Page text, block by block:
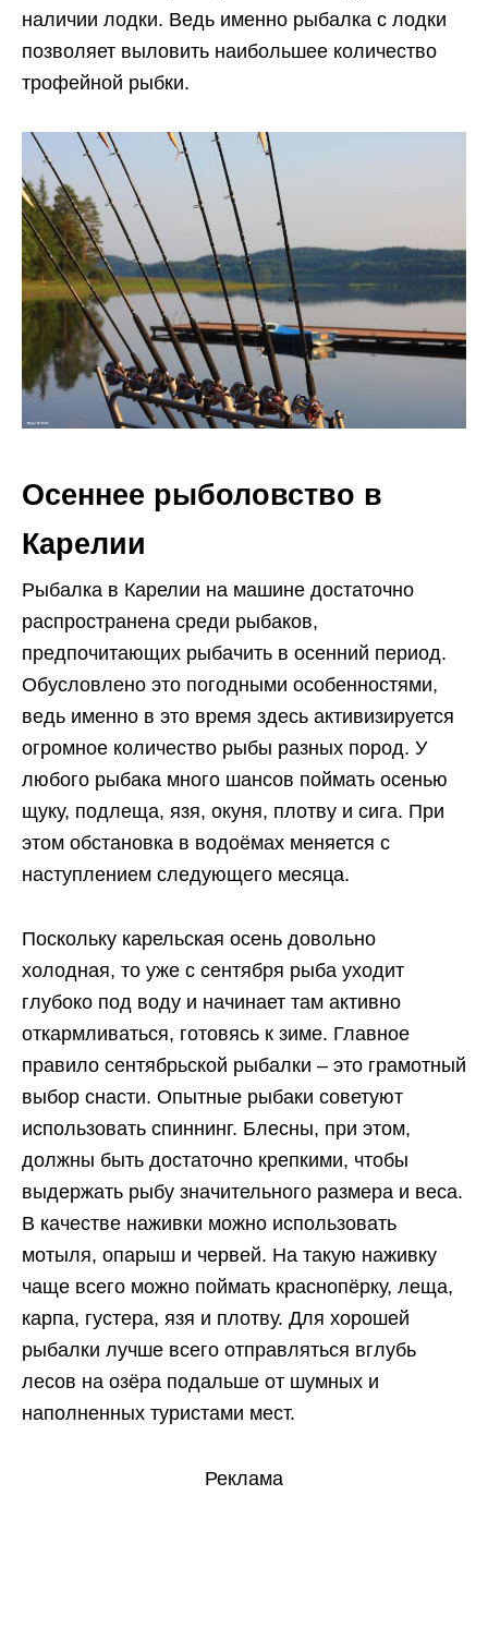
наличии лодки. Ведь именно рыбалка с лодки
позволяет выловить наибольшее количество
трофейной рыбки.
Осеннее рыболовство в
Карелии
Рыбалка в Карелии на машине достаточно
распространена среди рыбаков,
предпочитающих рыбачить в осенний период.
Обусловлено это погодными особенностями,
ведь именно в это время здесь активизируется
огромное количество рыбы разных пород. У
любого рыбака много шансов поймать осенью
щуку, подлеща, язя, окуня, плотву и сига. При
этом обстановка в водоёмах меняется с
наступлением следующего месяца.
Поскольку карельская осень довольно
холодная, то уже с сентября рыба уходит
глубоко под воду и начинает там активно
откармливаться, готовясь к зиме. Главное
правило сентябрьской рыбалки – это грамотный
выбор снасти. Опытные рыбаки советуют
использовать спиннинг. Блесны, при этом,
должны быть достаточно крепкими, чтобы
выдержать рыбу значительного размера и веса.
В качестве наживки можно использовать
мотыля, опарыш и червей. На такую наживку
чаще всего можно поймать краснопёрку, леща,
карпа, густера, язя и плотву. Для хорошей
рыбалки лучше всего отправляться вглубь
лесов на озёра подальше от шумных и
наполненных туристами мест.
Реклама